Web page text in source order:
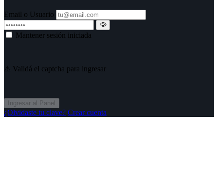
Email o Usuario
Mantener sesión iniciada
⚠ Validá el captcha para ingresar
Ingresar al Panel
¿Olvidaste tu clave? Crear cuenta